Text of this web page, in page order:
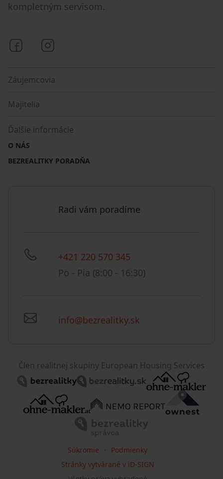
kompletným servisom.
Bezrealitky na Facebooku
Záujemcovia
Majitelia
Ďalšie informácie
O NÁS
BEZREALITKY PORADŇA
Radi vám poradíme
+421 220 570 345
Po - Pia (8:00 - 16:30)
info@bezrealitky.sk
Člen realitnej skupiny European Housing Services
Súkromie
Podmienky
Stránky vytvárané v iD-SIGN